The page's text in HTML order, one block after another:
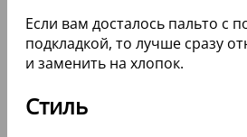
Если вам досталось пальто с
подкладкой, то лучше сразу
и заменить на хлопок.
Стиль